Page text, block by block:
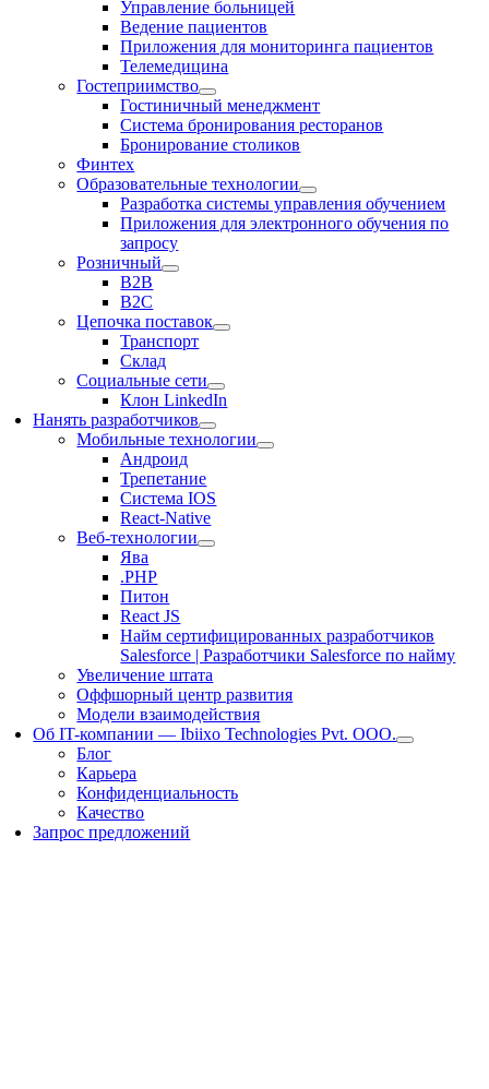
Управление больницей
Ведение пациентов
Приложения для мониторинга пациентов
Телемедицина
Гостеприимство
Гостиничный менеджмент
Система бронирования ресторанов
Бронирование столиков
Финтех
Образовательные технологии
Разработка системы управления обучением
Приложения для электронного обучения по
запросу
Розничный
В2В
В2С
Цепочка поставок
Транспорт
Склад
Социальные сети
Клон LinkedIn
Нанять разработчиков
Мобильные технологии
Андроид
Трепетание
Система IOS
React-Native
Веб-технологии
Ява
.PHP
Питон
React JS
Найм сертифицированных разработчиков
Salesforce | Разработчики Salesforce по найму
Увеличение штата
Оффшорный центр развития
Модели взаимодействия
Об IT-компании — Ibiixo Technologies Pvt. ООО.
Блог
Карьера
Конфиденциальность
Качество
Запрос предложений